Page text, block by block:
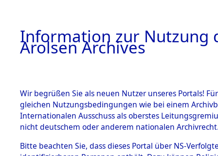
BESTÄNDE
1.
Inhaftierungsdoku
4Akten
Information zur Nutzung
Arolsen Archives
Wir begrüßen Sie als neuen Nutzer unseres Portals!
gleichen Nutzungsbedingungen wie bei einem
Internationalen Ausschuss als oberstes
nicht deutschem oder anderem nationalen
Bitte beachten Sie, dass dieses Portal über NS-